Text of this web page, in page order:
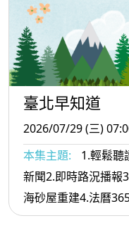
臺北早知道
2026/07/29 (三)
本集主題:
1.輕鬆聽
新聞2.即時路況播報
海砂屋重建4.法曆